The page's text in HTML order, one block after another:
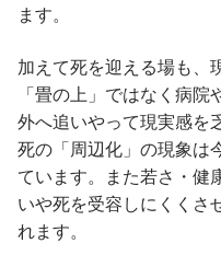
ます。
加えて死を迎える場も、
「畳の上」ではなく病
外へ追いやって現実感を
死の「周辺化」の現象は
ています。また若さ・健
いや死を受容しにくくさ
れます。